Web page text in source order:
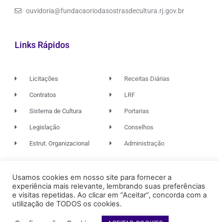
ouvidoria@fundacaoriodasostrasdecultura.rj.gov.br
Links Rápidos
Licitações
Contratos
Sistema de Cultura
Legislação
Estrut. Organizacional
Receitas Diárias
LRF
Portarias
Conselhos
Administração
© 2026. TODOS OS DIREITOS RESERVADOS.
FUNDAÇÃO RIO DAS OSTRAS DE CULTURA
Usamos cookies em nosso site para fornecer a
experiência mais relevante, lembrando suas preferências
e visitas repetidas. Ao clicar em “Aceitar”, concorda com a
utilização de TODOS os cookies.